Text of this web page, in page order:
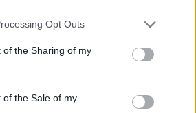
app uses one or more Google
or usage behaviour. You may click to
to Google and its third-party tags to
specified purposes in below Google
Opt Outs
of the Sharing of my
of the Sale of my